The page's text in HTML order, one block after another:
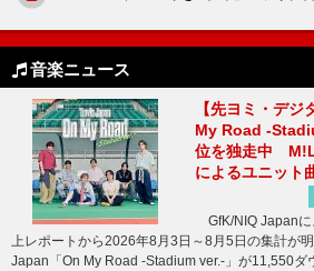
音楽ニュース
【先ヨミ・デ
My Road -
位を独走中
によるユニット
GfK/NIQ Japanに
上レポートから2026年8月3日～8月5日の集計が
Japan「On My Road -Stadium ver.-」が11,550ダ